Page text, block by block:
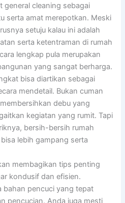
general cleaning sebagai
serta amat merepotkan. Meski
setuju kalau ini adalah
serta ketentraman di rumah
lengkap pula merupakan
yang sangat berharga.
bisa diartikan sebagai
mendetail. Bukan cuman
debu yang
kegiatan yang rumit. Tapi
bersih-bersih rumah
lebih gampang serta
membagikan tips penting
kondusif dan efisien.
bahan pencuci yang tepat
pencucian. Anda juga mesti